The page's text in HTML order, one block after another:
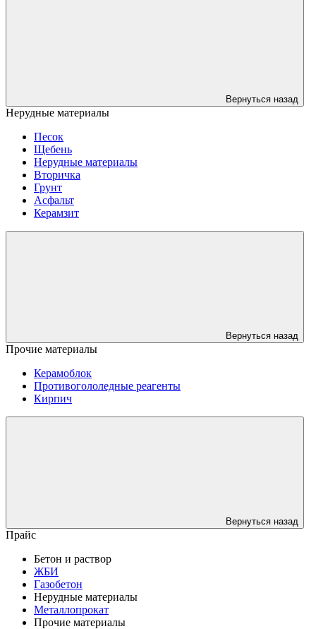
Вернуться назад
Нерудные материалы
Песок
Щебень
Нерудные материалы
Вторичка
Грунт
Асфальт
Керамзит
Вернуться назад
Прочие материалы
Керамоблок
Противогололедные реагенты
Кирпич
Вернуться назад
Прайс
Бетон и раствор
ЖБИ
Газобетон
Нерудные материалы
Металлопрокат
Прочие материалы